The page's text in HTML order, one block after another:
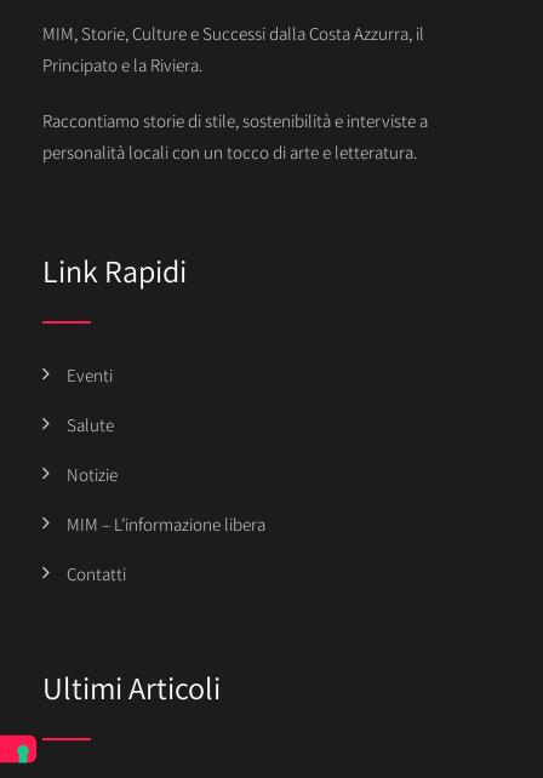
MIM, Storie, Culture e Successi dalla Costa Azzurra, il
Principato e la Riviera.
Raccontiamo storie di stile, sostenibilità e interviste a
personalità locali con un tocco di arte e letteratura.
Link Rapidi
Eventi
Salute
Notizie
MIM – L’informazione libera
Contatti
Ultimi Articoli